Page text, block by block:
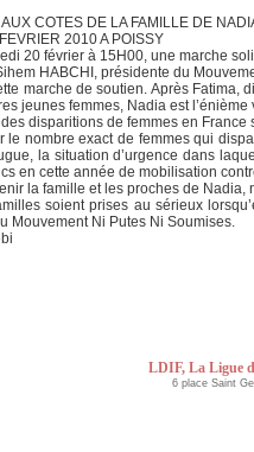
COTES DE LA FAMILLE DE
2010 A POISSY
20 février à 15H00, une marche
HABCHI, présidente du
marche de soutien. Après
jeunes femmes, Nadia est
disparitions de femmes en
le nombre exact de femmes qui
la situation d’urgence dans
en cette année de mobilisation
la famille et les proches de
soient prises au sérieux
Mouvement Ni Putes Ni Soumises.
LDIF, La Ligue
6 place Saint